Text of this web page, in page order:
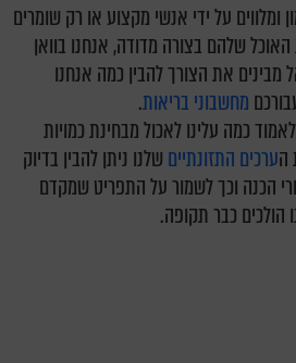
ומלווים על ידי אנשי מקצוע או רק שומרים
שלהם בצורה מדודה, אנחנו בוואן
את הצורך להבין כמה אנחנו
מחשבוני בריאות.
כמה עלינו לאכול מבחינת כמויות
הערכים התזונתיים שלנו ניתן להבין בדיוק
הכנה וכך לשמור על התפריט שמקדם
הולכים כבר תקופה.